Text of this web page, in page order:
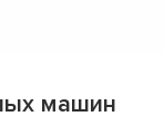
машин